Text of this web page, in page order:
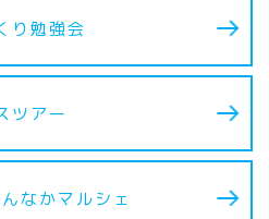
り勉強会
ツアー
なかマルシェ